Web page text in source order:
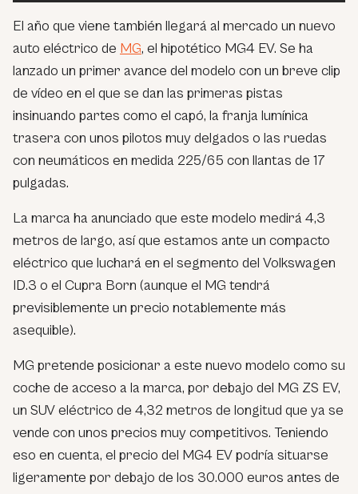
El año que viene también llegará al mercado un nuevo
auto eléctrico de MG, el hipotético MG4 EV. Se ha
lanzado un primer avance del modelo con un breve clip
de vídeo en el que se dan las primeras pistas
insinuando partes como el capó, la franja lumínica
trasera con unos pilotos muy delgados o las ruedas
con neumáticos en medida 225/65 con llantas de 17
pulgadas.
La marca ha anunciado que este modelo medirá 4,3
metros de largo, así que estamos ante un compacto
eléctrico que luchará en el segmento del Volkswagen
ID.3 o el Cupra Born (aunque el MG tendrá
previsiblemente un precio notablemente más
asequible).
MG pretende posicionar a este nuevo modelo como su
coche de acceso a la marca, por debajo del MG ZS EV,
un SUV eléctrico de 4,32 metros de longitud que ya se
vende con unos precios muy competitivos. Teniendo
eso en cuenta, el precio del MG4 EV podría situarse
ligeramente por debajo de los 30.000 euros antes de